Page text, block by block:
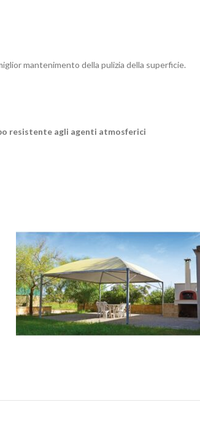
mantenimento della pulizia della superficie.
resistente agli agenti atmosferici